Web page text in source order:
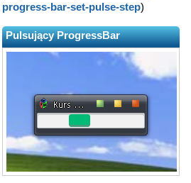
progress-bar-set-pulse-step)
Pulsujący ProgressBar